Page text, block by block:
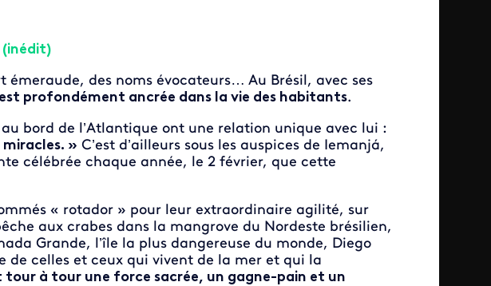
(inédit)
émeraude, des noms évocateurs… Au Brésil, avec ses
profondément ancrée dans la vie des habitants.
bord de l’Atlantique ont une relation unique avec lui :
» C’est d’ailleurs sous les auspices de Iemanjá,
célébrée chaque année, le 2 février, que cette
« rotador » pour leur extraordinaire agilité, sur
aux crabes dans la mangrove du Nordeste brésilien,
Grande, l’île la plus dangereuse du monde, Diego
de celles et ceux qui vivent de la mer et qui la
tour à tour une force sacrée, un gagne-pain et un